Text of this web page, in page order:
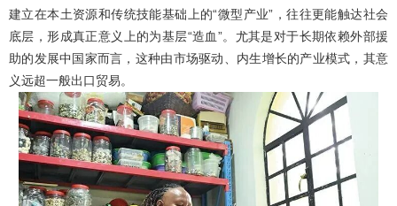
建立在本土资源和传统技能基础上的“微型产业”，往往更能触达社会
底层，形成真正意义上的为基层“造血”。尤其是对于长期依赖外部援
助的发展中国家而言，这种由市场驱动、内生增长的产业模式，其意
义远超一般出口贸易。